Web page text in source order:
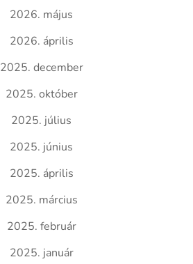
2026. május
2026. április
2025. december
2025. október
2025. július
2025. június
2025. április
2025. március
2025. február
2025. január